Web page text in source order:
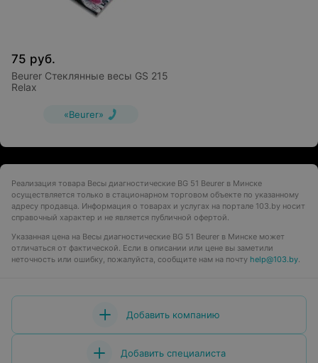
75 руб.
Beurer Стеклянные весы GS 215
Relax
«Beurer»
Реализация товара Весы диагностические BG 51 Beurer в Минске
осуществляется только в стационарном торговом объекте по указанному
адресу продавца. Информация о товарах и услугах на портале 103.by носит
справочный характер и не является публичной офертой.
Указанная цена на Весы диагностические BG 51 Beurer в Минске может
отличаться от фактической. Если в описании или цене вы заметили
неточность или ошибку, пожалуйста, сообщите нам на почту help@103.by.
Добавить компанию
Добавить специалиста